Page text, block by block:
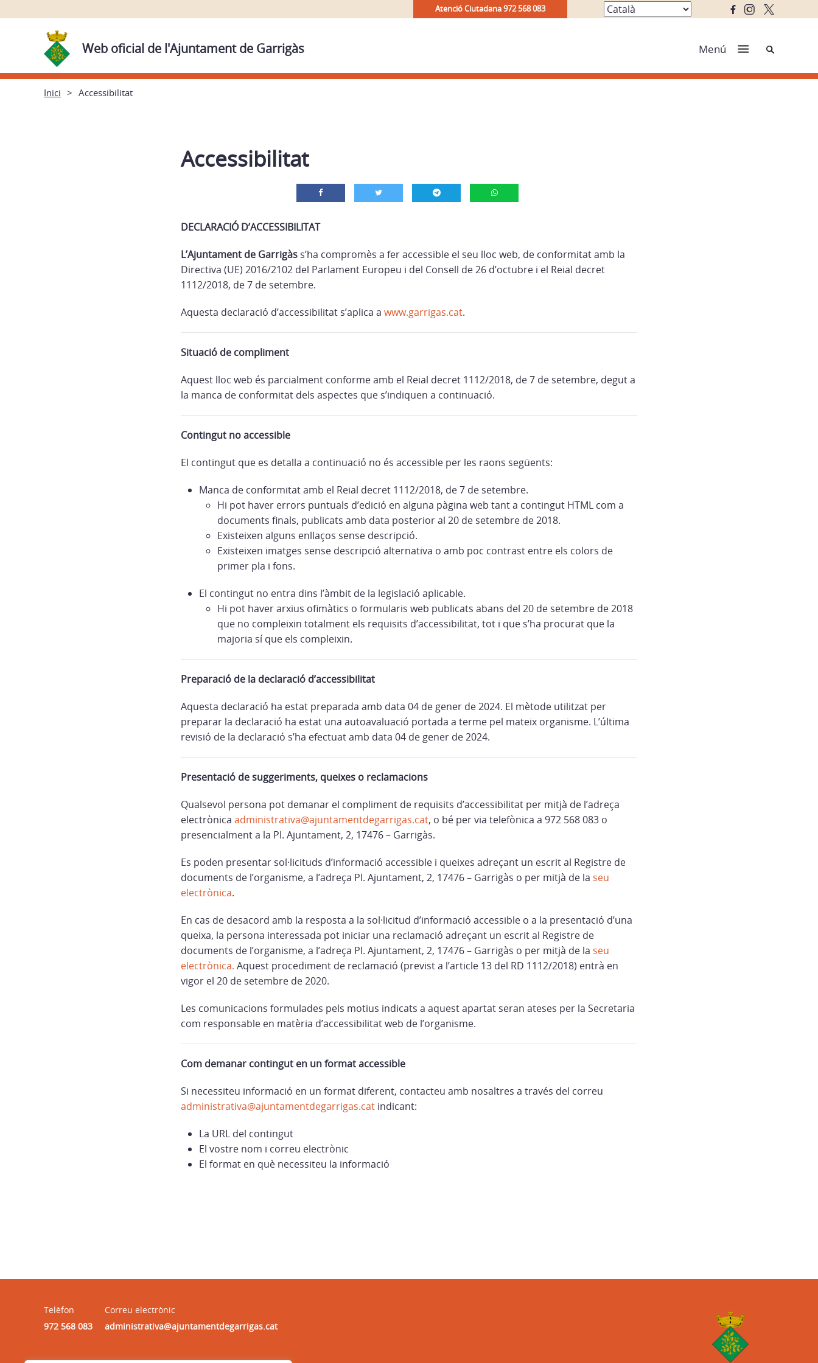
Atenció Ciutadana 972 568 083
Web oficial de l'Ajuntament de Garrigàs Menú Cerca
Inici Accessibilitat
Accessibilitat
DECLARACIÓ D’ACCESSIBILITAT
L’Ajuntament de Garrigàs s’ha compromès a fer accessible el seu lloc web, de conformitat amb la
Directiva (UE) 2016/2102 del Parlament Europeu i del Consell de 26 d’octubre i el Reial decret
1112/2018, de 7 de setembre.
Aquesta declaració d’accessibilitat s’aplica a www.garrigas.cat.
Situació de compliment
Aquest lloc web és parcialment conforme amb el Reial decret 1112/2018, de 7 de setembre, degut a
la manca de conformitat dels aspectes que s’indiquen a continuació.
Contingut no accessible
El contingut que es detalla a continuació no és accessible per les raons següents:
Manca de conformitat amb el Reial decret 1112/2018, de 7 de setembre.
Hi pot haver errors puntuals d’edició en alguna pàgina web tant a contingut HTML com a
documents finals, publicats amb data posterior al 20 de setembre de 2018.
Existeixen alguns enllaços sense descripció.
Existeixen imatges sense descripció alternativa o amb poc contrast entre els colors de
primer pla i fons.
El contingut no entra dins l’àmbit de la legislació aplicable.
Hi pot haver arxius ofimàtics o formularis web publicats abans del 20 de setembre de 2018
que no compleixin totalment els requisits d’accessibilitat, tot i que s’ha procurat que la
majoria sí que els compleixin.
Preparació de la declaració d’accessibilitat
Aquesta declaració ha estat preparada amb data 04 de gener de 2024. El mètode utilitzat per
preparar la declaració ha estat una autoavaluació portada a terme pel mateix organisme. L’última
revisió de la declaració s’ha efectuat amb data 04 de gener de 2024.
Presentació de suggeriments, queixes o reclamacions
Qualsevol persona pot demanar el compliment de requisits d’accessibilitat per mitjà de l’adreça
electrònica administrativa@ajuntamentdegarrigas.cat, o bé per via telefònica a 972 568 083 o
presencialment a la Pl. Ajuntament, 2, 17476 – Garrigàs.
Es poden presentar sol·licituds d’informació accessible i queixes adreçant un escrit al Registre de
documents de l’organisme, a l’adreça Pl. Ajuntament, 2, 17476 – Garrigàs o per mitjà de la seu
electrònica.
En cas de desacord amb la resposta a la sol·licitud d’informació accessible o a la presentació d’una
queixa, la persona interessada pot iniciar una reclamació adreçant un escrit al Registre de
documents de l’organisme, a l’adreça Pl. Ajuntament, 2, 17476 – Garrigàs o per mitjà de la seu
electrònica. Aquest procediment de reclamació (previst a l’article 13 del RD 1112/2018) entrà en
vigor el 20 de setembre de 2020.
Les comunicacions formulades pels motius indicats a aquest apartat seran ateses per la Secretaria
com responsable en matèria d’accessibilitat web de l’organisme.
Com demanar contingut en un format accessible
Si necessiteu informació en un format diferent, contacteu amb nosaltres a través del correu
administrativa@ajuntamentdegarrigas.cat indicant:
La URL del contingut
El vostre nom i correu electrònic
El format en què necessiteu la informació
Telèfon
972 568 083
Correu electrònic
administrativa@ajuntamentdegarrigas.cat